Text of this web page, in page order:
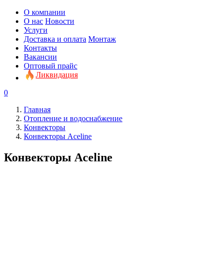
О компании
О нас Новости
Услуги
Доставка и оплата Монтаж
Контакты
Вакансии
Оптовый прайс
Ликвидация
0
Главная
Отопление и водоснабжение
Конвекторы
Конвекторы Aceline
Конвекторы Aceline